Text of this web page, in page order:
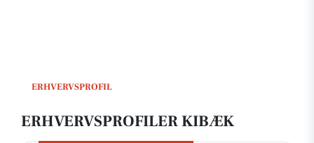
ERHVERVSPROFIL
ERHVERVSPROFILER KIBÆK